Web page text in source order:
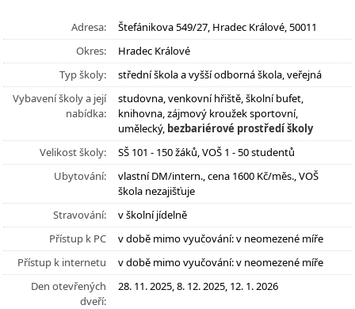
Adresa:
Štefánikova 549/27, Hradec Králové, 50011
Okres:
Hradec Králové
Typ školy:
střední škola a vyšší odborná škola, veřejná
Vybavení školy a její
nabídka:
studovna, venkovní hřiště, školní bufet,
knihovna, zájmový kroužek sportovní,
umělecký, bezbariérové prostředí školy
Velikost školy:
SŠ 101 - 150 žáků, VOŠ 1 - 50 studentů
Ubytování:
vlastní DM/intern., cena 1600 Kč/měs., VOŠ
škola nezajišťuje
Stravování:
v školní jídelně
Přístup k PC
v době mimo vyučování: v neomezené míře
Přístup k internetu
v době mimo vyučování: v neomezené míře
Den otevřených
dveří:
28. 11. 2025, 8. 12. 2025, 12. 1. 2026